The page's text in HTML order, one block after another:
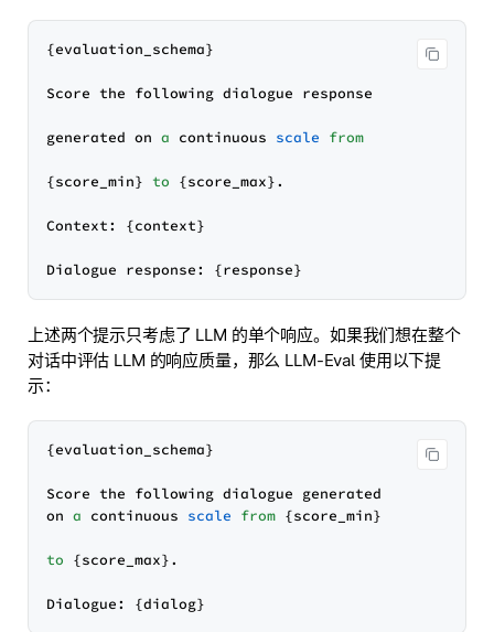
{evaluation_schema}
Score the following dialogue response
generated on a continuous scale from
{score_min} to {score_max}.
Context: {context}
上述两个提示只考虑了 LLM 的单个响应。如果我们想在整个
对话中评估 LLM 的响应质量，那么 LLM-Eval 使用以下提
示：
{evaluation_schema}
Score the following dialogue generated
on a continuous scale from {score_min}
to {score_max}.